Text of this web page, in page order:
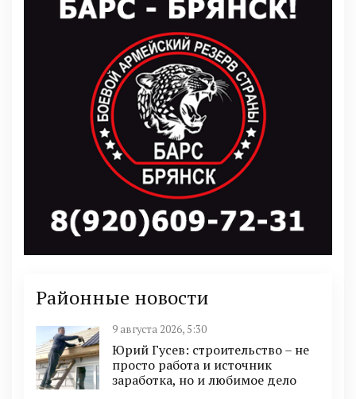
Районные новости
9 августа 2026, 5:30
Юрий Гусев: строительство – не
просто работа и источник
заработка, но и любимое дело